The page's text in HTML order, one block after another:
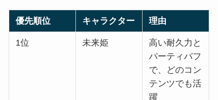
優先順位 キャラクター 理由
1位 未来姫
高い耐久力と
パーティバフ
で、どのコン
テンツでも活
躍